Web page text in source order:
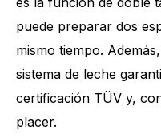
puede preparar dos
mismo tiempo.
sistema de leche
certificación TÜV y,
placer.